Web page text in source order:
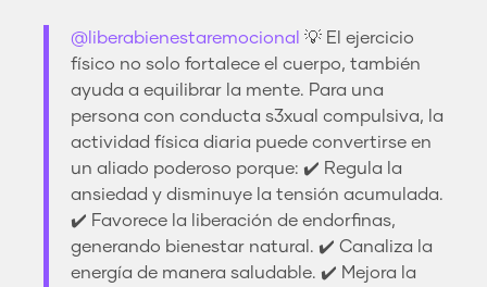
@liberabienestaremocional 💡 El ejercicio
físico no solo fortalece el cuerpo, también
ayuda a equilibrar la mente. Para una
persona con conducta s3xual compulsiva, la
actividad física diaria puede convertirse en
un aliado poderoso porque: ✔️ Regula la
ansiedad y disminuye la tensión acumulada.
✔️ Favorece la liberación de endorfinas,
generando bienestar natural. ✔️ Canaliza la
energía de manera saludable. ✔️ Mejora la